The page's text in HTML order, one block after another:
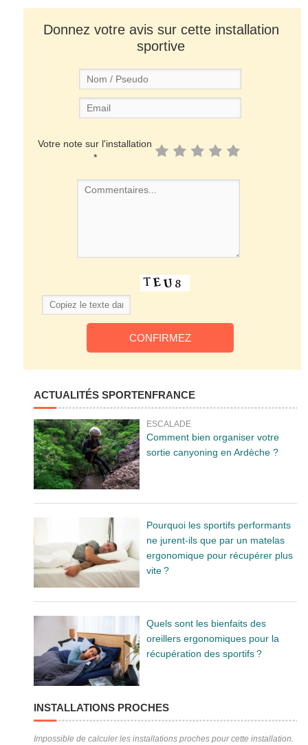
Donnez votre avis sur cette installation
sportive
Votre note sur l'installation
*
ACTUALITÉS SPORTENFRANCE
ESCALADE
Comment bien organiser votre
sortie canyoning en Ardèche ?
Pourquoi les sportifs performants
ne jurent-ils que par un matelas
ergonomique pour récupérer plus
vite ?
Quels sont les bienfaits des
oreillers ergonomiques pour la
récupération des sportifs ?
INSTALLATIONS PROCHES
Impossible de calculer les installations proches pour cette installation.